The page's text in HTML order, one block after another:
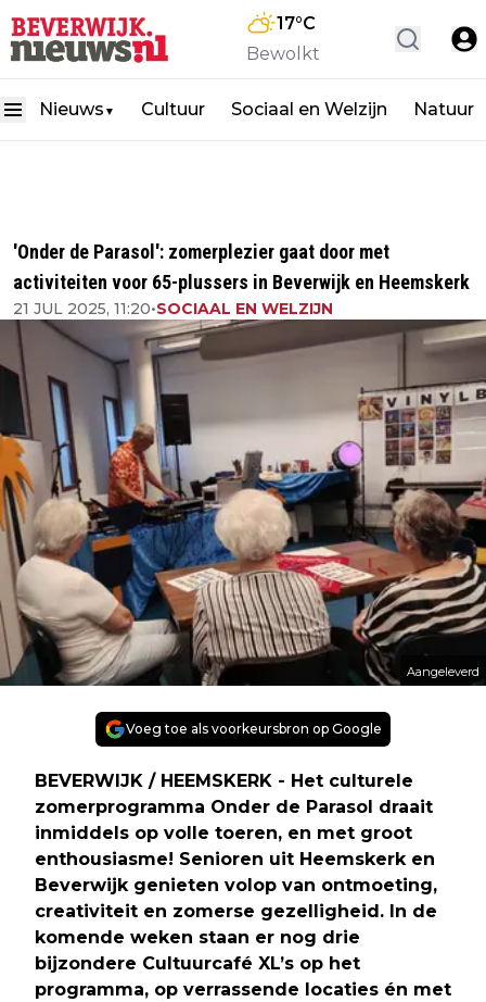
17°C
Bewolkt
Nieuws ▼ Cultuur Sociaal en Welzijn Natuur
'Onder de Parasol': zomerplezier gaat door met
activiteiten voor 65-plussers in Beverwijk en Heemskerk
21 JUL 2025, 11:20•SOCIAAL EN WELZIJN
Aangeleverd
Voeg toe als voorkeursbron op Google
BEVERWIJK / HEEMSKERK - Het culturele
zomerprogramma Onder de Parasol draait
inmiddels op volle toeren, en met groot
enthousiasme! Senioren uit Heemskerk en
Beverwijk genieten volop van ontmoeting,
creativiteit en zomerse gezelligheid. In de
komende weken staan er nog drie
bijzondere Cultuurcafé XL’s op het
programma, op verrassende locaties én met